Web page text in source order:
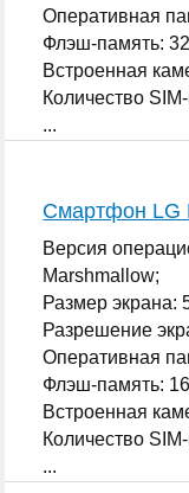
Оперативная
Флэш-память:
Встроенная
Количество
...
Смартфон LG
Версия
Marshmallow;
Размер экрана:
Разрешение
Оперативная
Флэш-память:
Встроенная
Количество
...